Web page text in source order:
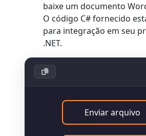
baixe um documento
O código C# fornecido
para integração em seu
.NET.
Enviar arquivo